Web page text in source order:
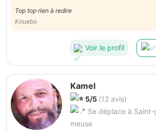
Top top rien à redire
Kouebo
Voir le profil
Kamel
5/5 (12 avis)
Se déplace à
meuse